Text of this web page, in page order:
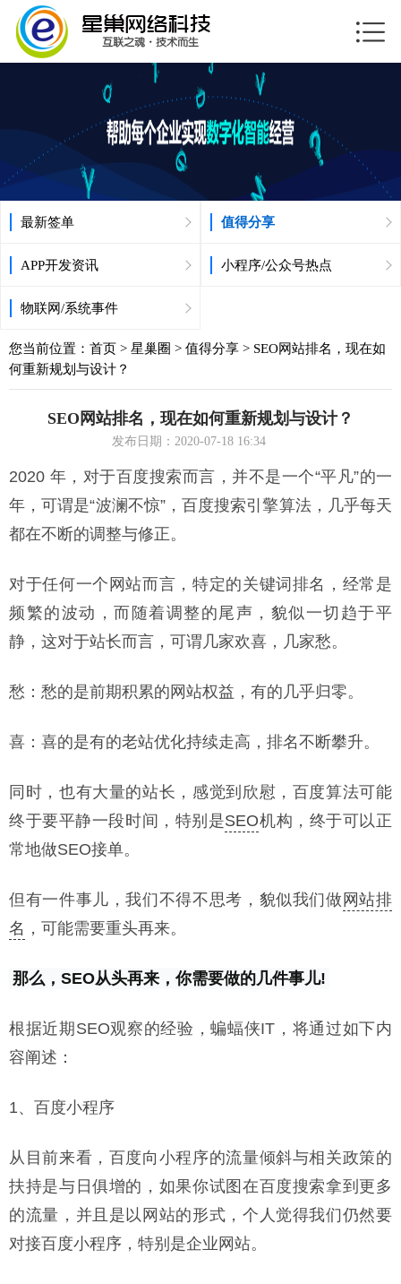
最新签单 值得分享
APP开发资讯 小程序/公众号热点
物联网/系统事件
您当前位置： 首页 > 星巢圈 > 值得分享 > SEO网站排名，现在如
何重新规划与设计？
SEO网站排名，现在如何重新规划与设计？
发布日期：2020-07-18 16:34
2020 年，对于百度搜索而言，并不是一个“平凡”的一
年，可谓是“波澜不惊”，百度搜索引擎算法，几乎每天
都在不断的调整与修正。
对于任何一个网站而言，特定的关键词排名，经常是
频繁的波动，而随着调整的尾声，貌似一切趋于平
静，这对于站长而言，可谓几家欢喜，几家愁。
愁：愁的是前期积累的网站权益，有的几乎归零。
喜：喜的是有的老站优化持续走高，排名不断攀升。
同时，也有大量的站长，感觉到欣慰，百度算法可能
终于要平静一段时间，特别是SEO机构，终于可以正
常地做SEO接单。
但有一件事儿，我们不得不思考，貌似我们做 网站排
名 ，可能需要重头再来。
那么，SEO从头再来，你需要做的几件事儿!
根据近期SEO观察的经验，蝙蝠侠IT，将通过如下内
容阐述：
1、百度小程序
从目前来看，百度向小程序的流量倾斜与相关政策的
扶持是与日俱增的，如果你试图在百度搜索拿到更多
的流量，并且是以网站的形式，个人觉得我们仍然要
对接百度小程序，特别是企业网站。